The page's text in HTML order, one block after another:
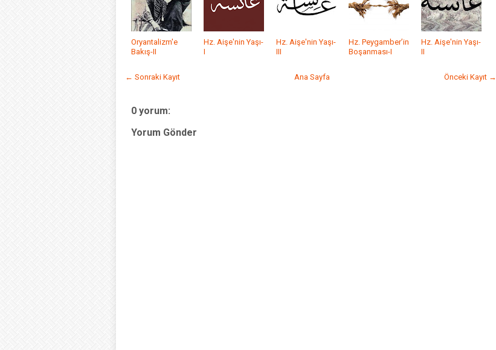
Oryantalizm'e
Bakış-II
Hz. Aişe'nin Yaşı-
I
Hz. Aişe'nin Yaşı-
III
Hz. Peygamber’in
Boşanması-I
Hz. Aişe'nin Yaşı-
II
← Sonraki Kayıt Önceki Kayıt →
Ana Sayfa
0 yorum:
Yorum Gönder